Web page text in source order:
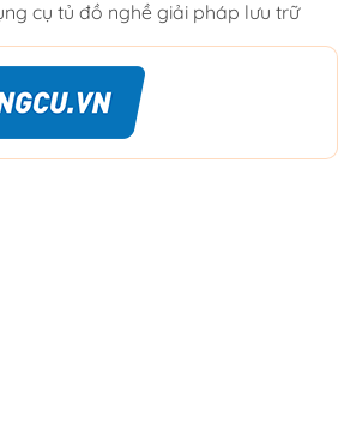
cụ tủ đồ nghề giải pháp lưu trữ